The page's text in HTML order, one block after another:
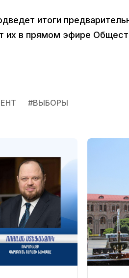
итоги
их в прямом эфире
#ВЫБОРЫ